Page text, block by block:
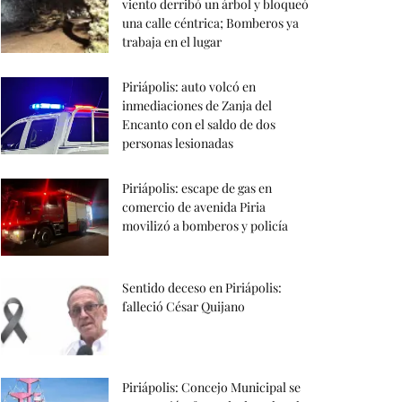
viento derribó un árbol y bloqueó
una calle céntrica; Bomberos ya
trabaja en el lugar
Piriápolis: auto volcó en
inmediaciones de Zanja del
Encanto con el saldo de dos
personas lesionadas
Piriápolis: escape de gas en
comercio de avenida Piria
movilizó a bomberos y policía
Sentido deceso en Piriápolis:
falleció César Quijano
Piriápolis: Concejo Municipal se